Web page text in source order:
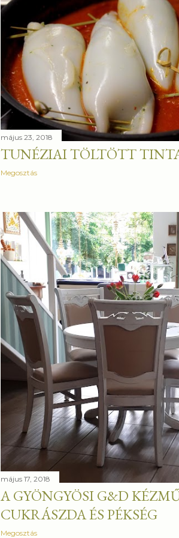
május 23, 2018
TUNÉZIAI TÖLTÖTT
Megosztás
május 17, 2018
A GYÖNGYÖSI G&D
CUKRÁSZDA ÉS PÉKSÉG
Megosztás